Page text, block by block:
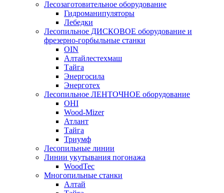
Лесозаготовительное оборудование
Гидроманипуляторы
Лебедки
Лесопильное ДИСКОВОЕ оборудование и
фрезерно-горбыльные станки
OIN
Алтайлестехмаш
Тайга
Энергосила
Энерготех
Лесопильное ЛЕНТОЧНОЕ оборудование
OHI
Wood-Mizer
Атлант
Тайга
Триумф
Лесопильные линии
Линии укутывания погонажа
WoodTec
Многопильные станки
Алтай